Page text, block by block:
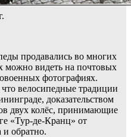
продавались во многих
можно видеть на почтовых
фотографиях.
велосипедные традиции
доказательством
двух колёс, принимающие
«Тур-де-Кранц» от
и обратно.